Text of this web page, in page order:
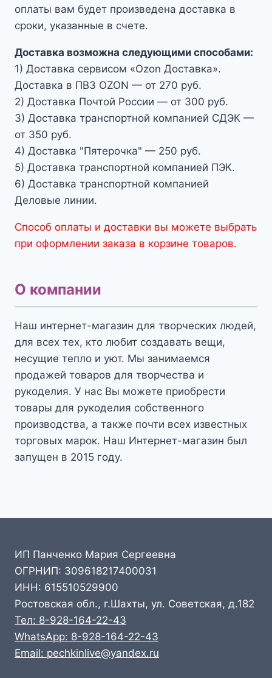
оплаты вам будет произведена доставка в
сроки, указанные в счете.
Доставка возможна следующими способами:
1) Доставка сервисом «Ozon Доставка».
Доставка в ПВЗ OZON — от 270 руб.
2) Доставка Почтой России — от 300 руб.
3) Доставка транспортной компанией СДЭК —
от 350 руб.
4) Доставка "Пятерочка" — 250 руб.
5) Доставка транспортной компанией ПЭК.
6) Доставка транспортной компанией
Деловые линии.
Способ оплаты и доставки вы можете выбрать
при оформлении заказа в корзине товаров.
О компании
Наш интернет-магазин для творческих людей,
для всех тех, кто любит создавать вещи,
несущие тепло и уют. Мы занимаемся
продажей товаров для творчества и
рукоделия. У нас Вы можете приобрести
товары для рукоделия собственного
производства, а также почти всех известных
торговых марок. Наш Интернет-магазин был
запущен в 2015 году.
ИП Панченко Мария Сергеевна
ОГРНИП: 309618217400031
ИНН: 615510529900
Ростовская обл., г.Шахты, ул. Советская, д.182
Тел: 8-928-164-22-43
WhatsApp: 8-928-164-22-43
Email: pechkinlive@yandex.ru